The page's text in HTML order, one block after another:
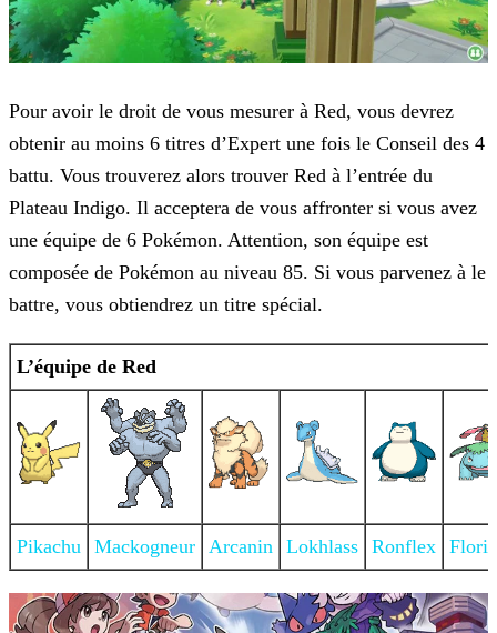
Pour avoir le droit de vous mesurer à Red, vous devrez
obtenir au moins 6 titres d’Expert une fois le Conseil des 4
battu. Vous trouverez alors trouver Red à l’entrée du
Plateau Indigo. Il acceptera de vous affronter si vous avez
une équipe de 6 Pokémon. Attention, son équipe est
composée de Pokémon au niveau 85. Si vous parvenez à le
battre, vous obtiendrez un titre spécial.
L’équipe de Red
Pikachu Mackogneur Arcanin Lokhlass Ronflex